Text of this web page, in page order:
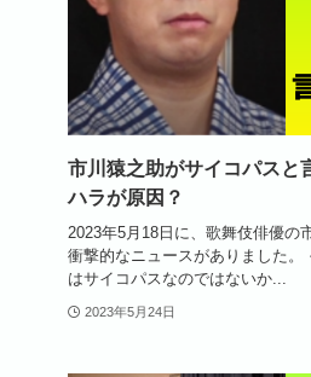
市川猿之助がサイコパスと
ハラが原因？
2023年5月18日に、歌舞伎俳優の
衝撃的なニュースがありました
はサイコパスなのではないか...
2023年5月24日